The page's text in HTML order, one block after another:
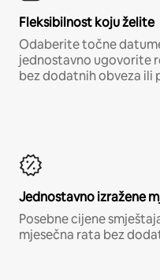
Fleksibilnost koju želite
Odaberite točne
jednostavno ugovorite
bez dodatnih obveza ili
Jednostavno izražene
Posebne cijene
mjesečna rata bez